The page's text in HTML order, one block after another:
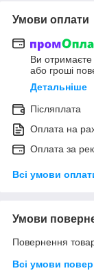
Умови оплати
Ви
або гроші
Детальніше
Післяплата
Оплата на
Оплата за
Всі умови
Умови
Повернення
Всі умови